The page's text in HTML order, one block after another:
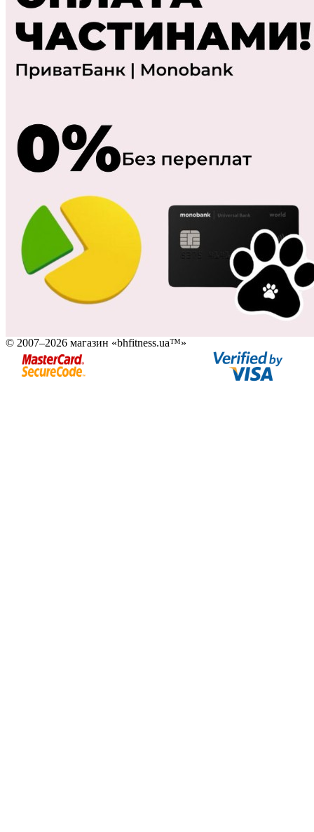
© 2007–2026 магазин «bhfitness.ua™»